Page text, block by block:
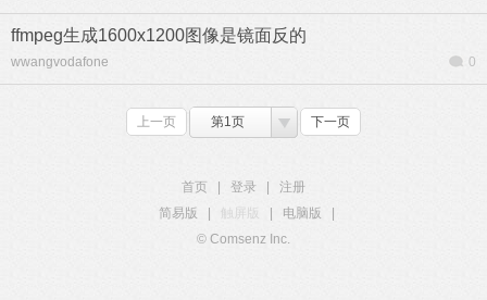
ffmpeg生成1600x1200图像是镜面反的
wwangvodafone 0
上一页 第1页 下一页
首页 登录
注册
简易版
触屏版 电脑版
© Comsenz Inc.